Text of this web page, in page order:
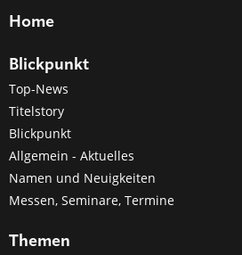
Home
Blickpunkt
Top-News
Titelstory
Blickpunkt
Allgemein - Aktuelles
Namen und Neuigkeiten
Messen, Seminare, Termine
Themen